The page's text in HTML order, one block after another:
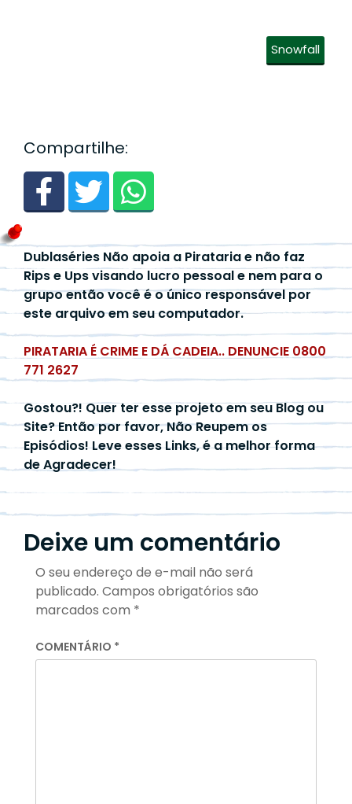
Snowfall
Compartilhe:
Dublaséries Não apoia a Pirataria e não faz
Rips e Ups visando lucro pessoal e nem para o
grupo então você é o único responsável por
este arquivo em seu computador.
PIRATARIA É CRIME E DÁ CADEIA.. DENUNCIE 0800
771 2627
Gostou?! Quer ter esse projeto em seu Blog ou
Site? Então por favor, Não Reupem os
Episódios! Leve esses Links, é a melhor forma
de Agradecer!
Deixe um comentário
O seu endereço de e-mail não será
publicado. Campos obrigatórios são
marcados com *
COMENTÁRIO *